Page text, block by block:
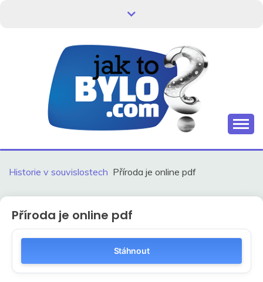
HISTORIE V
SOUVISLOSTECH
Historie v souvislostech Příroda je online pdf
Příroda je online pdf
Stáhnout